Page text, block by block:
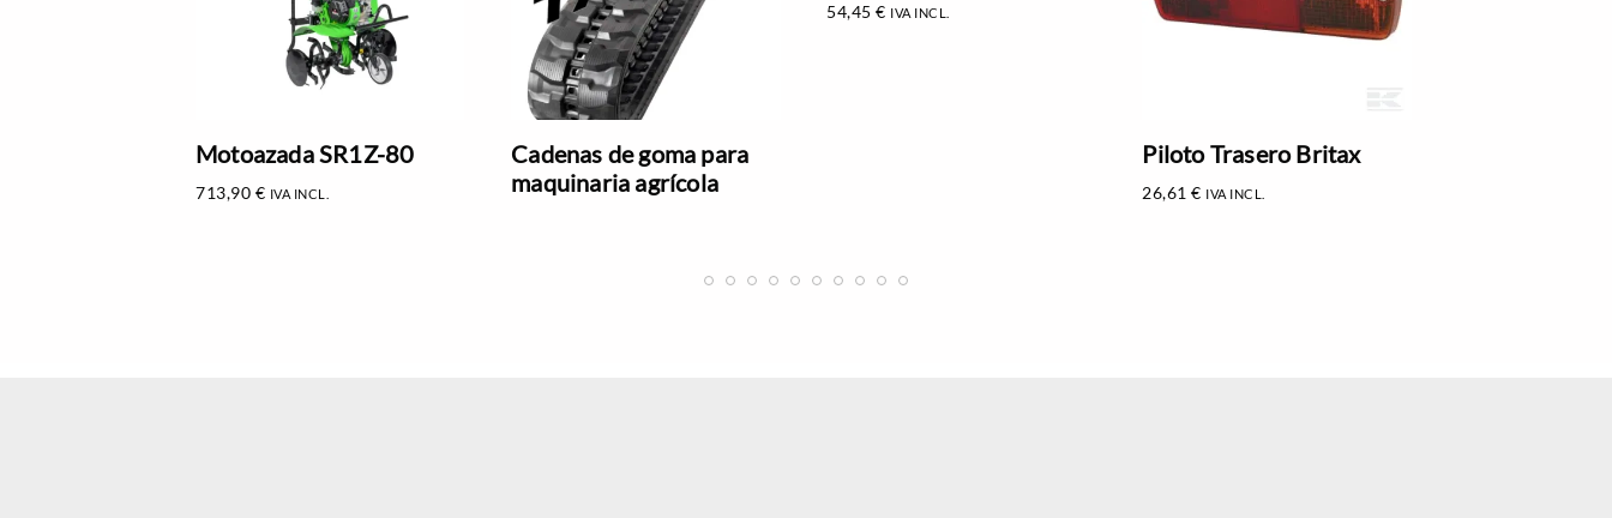
Motoazada SR1Z-80
713,90 € IVA INCL.
Cadenas de goma para
maquinaria agrícola
54,45€ IVA INCL.
Piloto Trasero Britax
26,61€ IVA INCL.